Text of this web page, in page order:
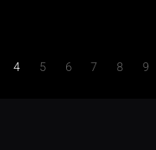
4 5 6 7 8 9